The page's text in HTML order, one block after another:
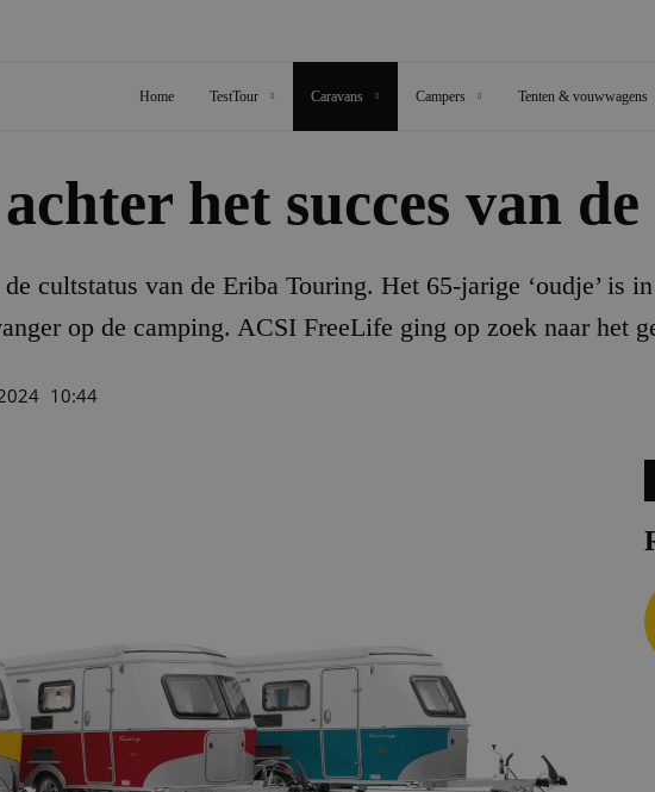
Home TestTour Caravans Campers Tenten & vouwwagens
het succes van
cultstatus van de Eriba Touring. Het 65-jarige ‘oudje’ is
op de camping. ACSI FreeLife ging op zoek naar het
10:44